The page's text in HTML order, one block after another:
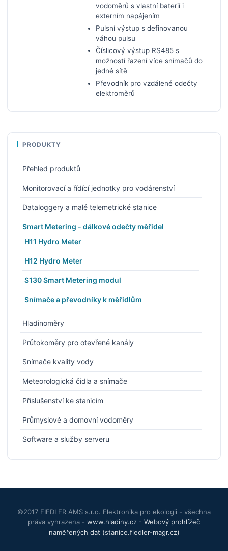
vodoměrů s vlastní baterií i
externím napájením
Pulsní výstup s definovanou
váhou pulsu
Číslicový výstup RS485 s
možností řazení více snímačů do
jedné sítě
Převodník pro vzdálené odečty
elektroměrů
PRODUKTY
Přehled produktů
Monitorovací a řídící jednotky pro vodárenství
Dataloggery a malé telemetrické stanice
Smart Metering - dálkové odečty měřidel
H11 Hydro Meter
H12 Hydro Meter
S130 Smart Metering modul
Snímače a převodníky k měřidlům
Hladinoměry
Průtokoměry pro otevřené kanály
Snímače kvality vody
Meteorologická čidla a snímače
Příslušenství ke stanicím
Průmyslové a domovní vodoměry
Software a služby serveru
©2017 FIEDLER AMS s.r.o. Elektronika pro ekologii - všechna
práva vyhrazena - www.hladiny.cz - Webový prohlížeč
naměřených dat (stanice.fiedler-magr.cz)